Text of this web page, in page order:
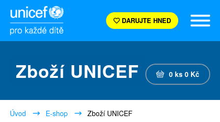
DARUJTE HNED
Zboží UNICEF 0 ks 0 Kč
Úvod E-shop Zboží UNICEF